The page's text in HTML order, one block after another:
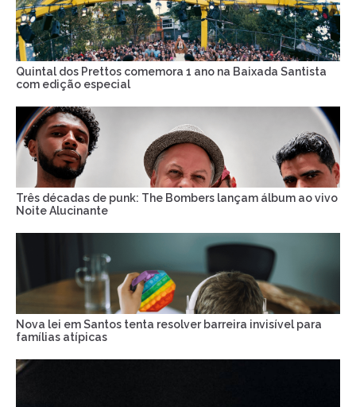
Quintal dos Prettos comemora 1 ano na Baixada Santista
com edição especial
Três décadas de punk: The Bombers lançam álbum ao vivo
Noite Alucinante
Nova lei em Santos tenta resolver barreira invisível para
famílias atípicas